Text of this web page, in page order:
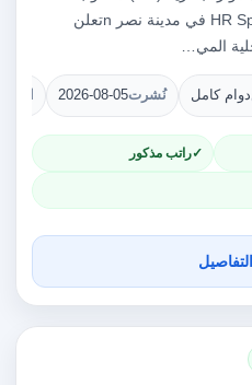
للتعيين فورًا – HR Specialist في مدينة نصر nتعلن
المي…
دوام كامل نُشرت2026-08-05
راتب مذكور